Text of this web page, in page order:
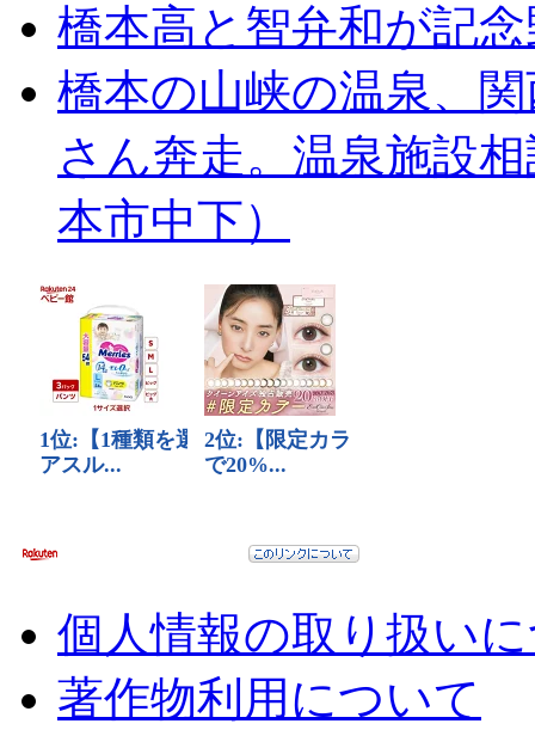
橋本高と智弁和が記
橋本の山峡の温泉、
さん奔走。温泉施設
本市中下）
個人情報の取り扱い
著作物利用について